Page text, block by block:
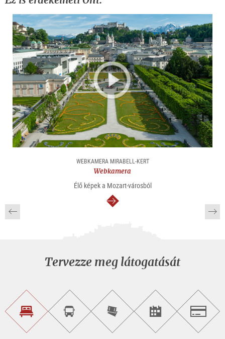
WEBKAMERA MIRABELL-KERT
Webkamera
Élő képek a Mozart-városból
Tovább
Tervezze meg látogatását
SzálláskeresésVárosnéző
túra
foglalása
Online
jegyvásárlás
Rendezvény
keresése